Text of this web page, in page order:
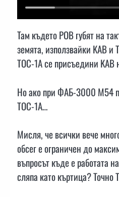
Там където РОВ губят на
земята, използвайки KAB
ТОС-1A се присъедини
Но ако при ФАБ-3000 M54
ТОС-1A…
Мисля, че всички вече
обсег е ограничен до
въпросът къде е работата
сляпа като къртица?